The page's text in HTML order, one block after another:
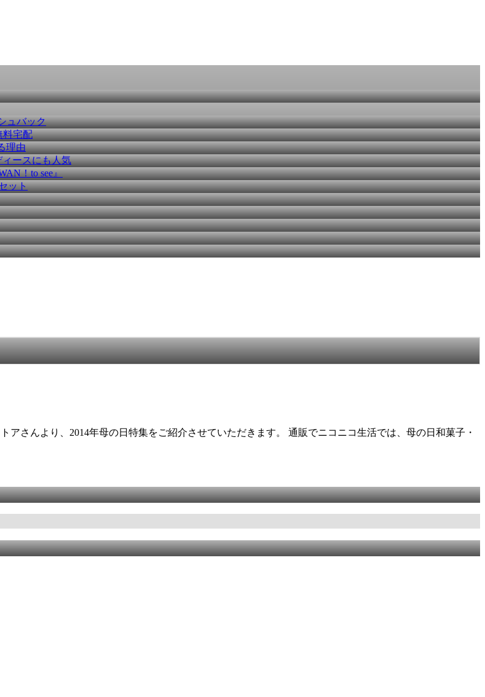
ュバック
料宅配
理由
ースにも人気
！to see』
ット
さんより、2014年母の日特集をご紹介させていただきます。 通販でニコニコ生活では、母の日和菓子・